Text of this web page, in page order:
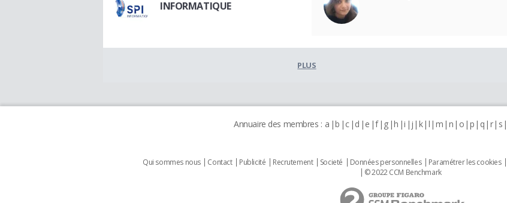
INFORMATIQUE
PLUS
Annuaire des membres : a b c d e f g h i j k l m n o p q r s
Qui sommes nous Contact Publicité Recrutement Societé Données personnelles Paramétrer les cookies
© 2022 CCM Benchmark